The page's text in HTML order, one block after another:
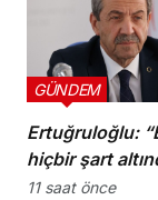
Ertuğruloğlu:
hiçbir şart
esareti kabul
GÜNDEM
11 saat önce